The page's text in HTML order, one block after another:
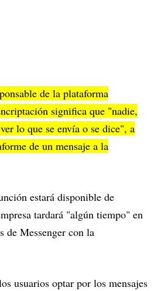
de la plataforma
significa que "nadie,
lo que se envía o se dice", a
de un mensaje a la
estará disponible de
tardará "algún tiempo" en
de Messenger con la
usuarios optar por los mensajes